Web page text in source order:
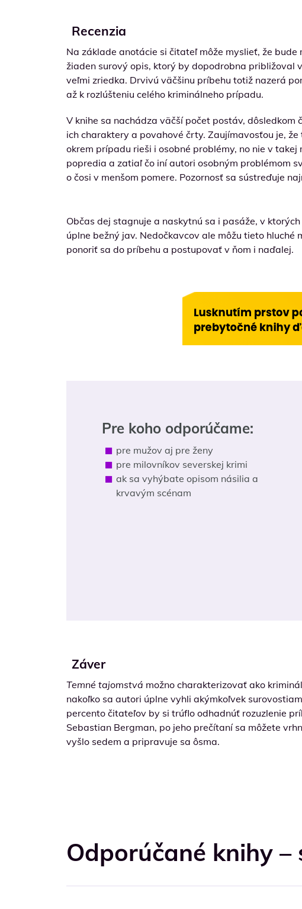
Recenzia
Na základe anotácie si čitateľ môže myslieť, že
žiaden surový opis, ktorý by dopodrobna približoval
veľmi zriedka. Drvivú väčšinu príbehu totiž nazerá
až k rozlúšteniu celého kriminálneho prípadu.
V knihe sa nachádza väčší počet postáv,
ich charaktery a povahové črty. Zaujímavosťou je,
okrem prípadu rieši i osobné problémy, no nie v
popredia a zatiaľ čo iní autori osobným problémom
o čosi v menšom pomere. Pozornosť sa sústreďuje
Občas dej stagnuje a naskytnú sa i pasáže, v
úplne bežný jav. Nedočkavcov ale môžu tieto
ponoriť sa do príbehu a postupovať v ňom i naďalej.
Pre koho odporúčame:
pre mužov aj pre ženy
pre milovníkov severskej krimi
ak sa vyhýbate opisom násilia a
krvavým scénam
Záver
Temné tajomstvá možno charakterizovať ako
nakoľko sa autori úplne vyhli akýmkoľvek
percento čitateľov by si trúflo odhadnúť rozuzlenie
Sebastian Bergman, po jeho prečítaní sa môžete
vyšlo sedem a pripravuje sa ôsma.
Odporúčané knihy